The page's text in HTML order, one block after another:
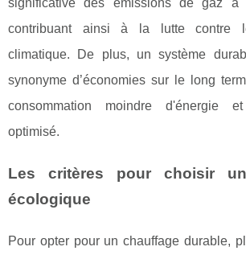
significative des émissions de gaz à
contribuant ainsi à la lutte contre
climatique. De plus, un système
synonyme d’économies sur le long
consommation moindre d'énergie
optimisé.
Les critères pour choisir
écologique
Pour opter pour un chauffage durable,